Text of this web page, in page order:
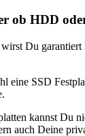
ob HDD
Du garantiert
eine SSD
kannst Du
auch Deine